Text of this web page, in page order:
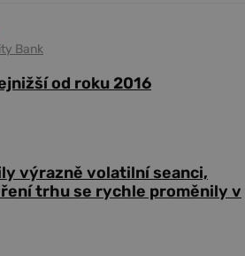
Bank
od roku 2016
výrazně volatilní seanci,
trhu se rychle proměnily v